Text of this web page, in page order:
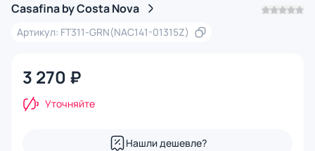
Casafina by Costa Nova
Артикул: FT311-GRN(NAC141-01315Z)
3 270 ₽
Уточняйте
Нашли дешевле?